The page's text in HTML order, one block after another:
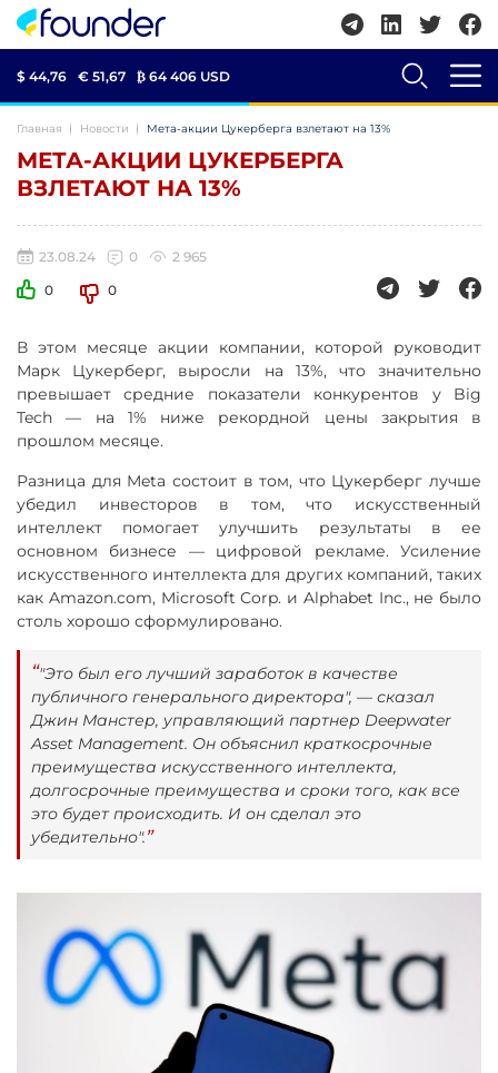
$ 44,76 € 51,67 ₿ 64 406 USD
Главная Новости Мета-акции Цукерберга взлетают на 13%
МЕТА-АКЦИИ ЦУКЕРБЕРГА
ВЗЛЕТАЮТ НА 13%
23.08.24 0
2 965
0
0
В этом месяце акции компании, которой руководит
Марк Цукерберг, выросли на 13%, что значительно
превышает средние показатели конкурентов у Big
Tech — на 1% ниже рекордной цены закрытия в
прошлом месяце.
Разница для Meta состоит в том, что Цукерберг лучше
убедил инвесторов в том, что искусственный
интеллект помогает улучшить результаты в ее
основном бизнесе — цифровой рекламе. Усиление
искусственного интеллекта для других компаний, таких
как Amazon.com, Microsoft Corp. и Alphabet Inc., не было
столь хорошо сформулировано.
"Это был его лучший заработок в качестве
публичного генерального директора", — сказал
Джин Манстер, управляющий партнер Deepwater
Asset Management. Он объяснил краткосрочные
преимущества искусственного интеллекта,
долгосрочные преимущества и сроки того, как все
это будет происходить. И он сделал это
убедительно".